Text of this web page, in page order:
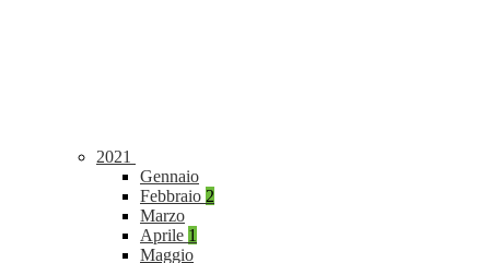
2021
Gennaio
Febbraio 2
Marzo
Aprile 1
Maggio